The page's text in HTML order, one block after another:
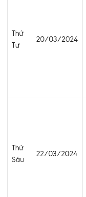
Thứ
Tư
20/03/2024
Thứ
Sáu
22/03/2024